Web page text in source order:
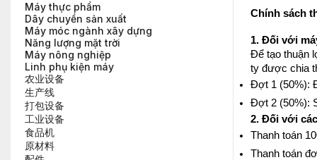
Máy thực phẩm
Dây chuyền sản xuất
Máy móc ngành xây dựng
Năng lượng mặt trời
Máy nông nghiệp
Linh phụ kiện máy
农业设备
生产线
打包设备
工业设备
食品机
原材料
Chính sách
1. Đối với
Để tạo thuận
ty được chia
Đợt 1 (50%):
Đợt 2 (50%):
2. Đối với
Thanh toán
Thanh toán